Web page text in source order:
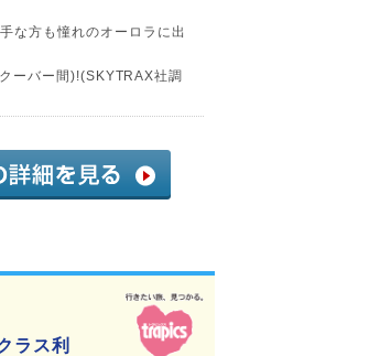
な方も憧れのオーロラに出
ーバー間)!(SKYTRAX社調
ラス利